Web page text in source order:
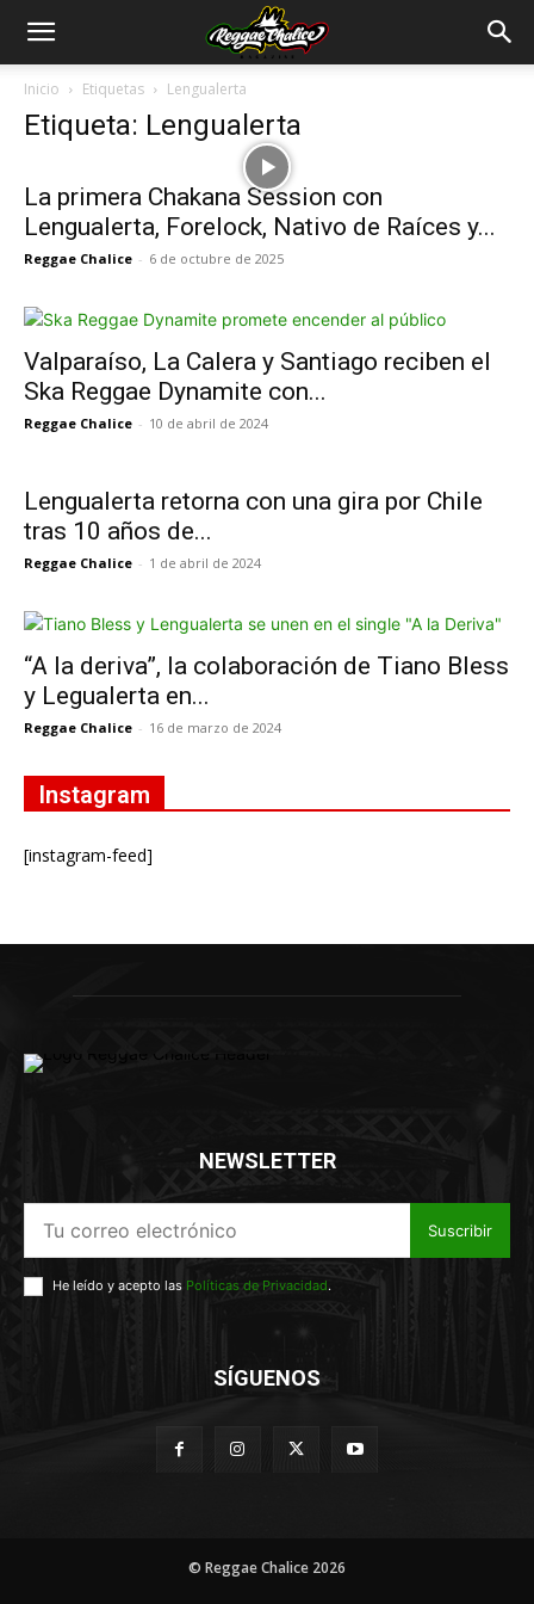
Inicio Etiquetas Lengualerta
Etiqueta: Lengualerta
La primera Chakana Session con
Lengualerta, Forelock, Nativo de Raíces y...
Reggae Chalice - 6 de octubre de 2025
Valparaíso, La Calera y Santiago reciben el
Ska Reggae Dynamite con...
Reggae Chalice - 10 de abril de 2024
Lengualerta retorna con una gira por Chile
tras 10 años de...
Reggae Chalice - 1 de abril de 2024
“A la deriva”, la colaboración de Tiano Bless
y Legualerta en...
Reggae Chalice - 16 de marzo de 2024
Instagram
[instagram-feed]
NEWSLETTER
Suscribir
He leído y acepto las Políticas de Privacidad.
SÍGUENOS
© Reggae Chalice 2026